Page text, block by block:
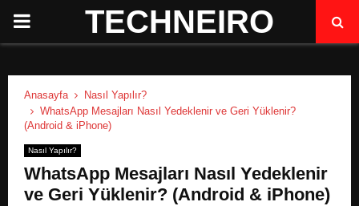
P
M
A
TECHNEIRO
Anasayfa
Nasıl Yapılır?
WhatsApp Mesajları Nasıl Yedeklenir ve Geri Yüklenir?
(Android & iPhone)
Nasıl Yapılır?
WhatsApp Mesajları Nasıl Yedeklenir
ve Geri Yüklenir? (Android & iPhone)